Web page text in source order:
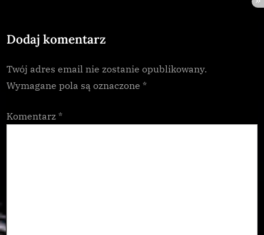
s
:
Dodaj komentarz
Twój adres email nie zostanie opublikowany.
Wymagane pola są oznaczone *
Komentarz *